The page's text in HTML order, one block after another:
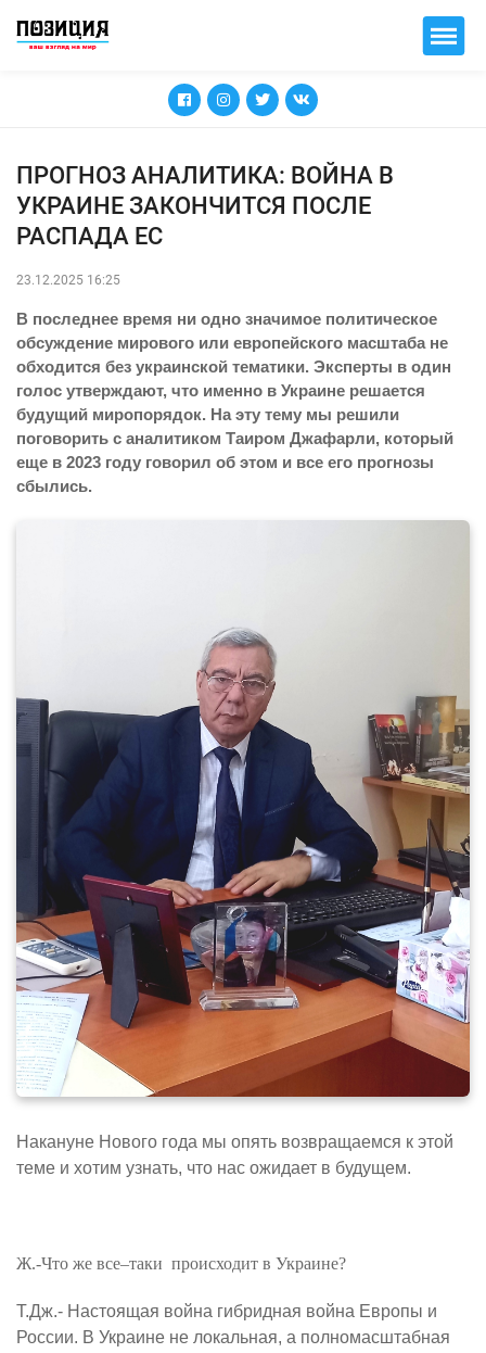
ПРОГНОЗ АНАЛИТИКА: ВОЙНА В
УКРАИНЕ ЗАКОНЧИТСЯ ПОСЛЕ
РАСПАДА ЕС
23.12.2025 16:25
В последнее время ни одно значимое политическое
обсуждение мирового или европейского масштаба не
обходится без украинской тематики. Эксперты в один
голос утверждают, что именно в Украине решается
будущий миропорядок. На эту тему мы решили
поговорить с аналитиком Таиром Джафарли, который
еще в 2023 году говорил об этом и все его прогнозы
сбылись.
Накануне Нового года мы опять возвращаемся к этой
теме и хотим узнать, что нас ожидает в будущем.
Ж.-Что же все–таки происходит в Украине?
Т.Дж.- Настоящая война гибридная война Европы и
России. В Украине не локальная, а полномасштабная